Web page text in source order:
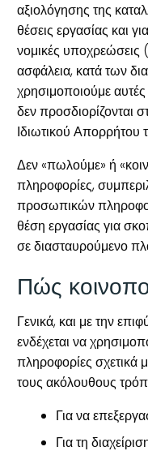
αξιολόγησης της
θέσεις εργασίας και
νομικές υποχρεώσεις
ασφάλεια, κατά των
χρησιμοποιούμε
δεν προσδιορίζονται
Ιδιωτικού Απορρήτου
Δεν «πωλούμε» ή
πληροφορίες,
προσωπικών
θέση εργασίας για
σε διασταυρούμενο
Πώς
Γενικά, και με την
ενδέχεται να
πληροφορίες σχετικά
τους ακόλουθους
Για να
Για τη